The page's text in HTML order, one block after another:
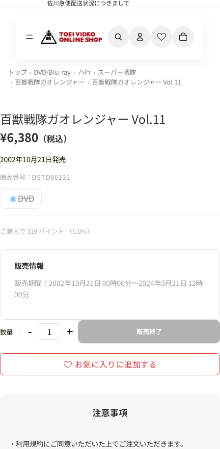
佐川急便配送状況につきまして
佐川急便配送状況につきまして
トップ DVD/Blu-ray ハ行
スーパー戦隊
百獣戦隊ガオレンジャー
百獣戦隊ガオレンジャー Vol.11
百獣戦隊ガオレンジャー Vol.11
¥6,380 （税込）
2002年10月21日発売
商品番号： DSTD06131
DVD
ご購入で 319 ポイント （5.0%）
販売情報
販売期間：2002年10月21日 00時00分〜2024年3月21日 12時
00分
数量 - + 販売終了
お気に入りに追加する
注意事項
・利用規約にご同意いただいた上でご注文いただきます。